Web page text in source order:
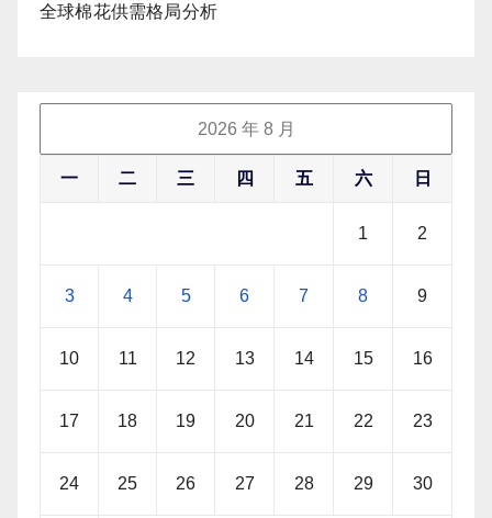
全球棉花供需格局分析
2026 年 8 月
一 二 三 四 五 六 日
1 2
3 4 5 6 7 8 9
10 11 12 13 14 15 16
17 18 19 20 21 22 23
24 25 26 27 28 29 30